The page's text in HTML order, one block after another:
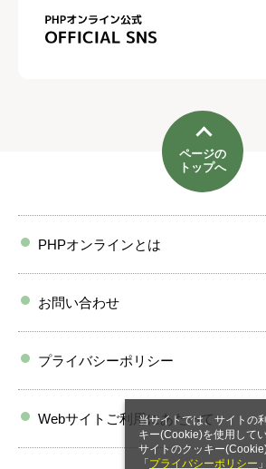
当サイトでは、サイトの
キー(Cookie)を使用してい
サイトのクッキー
「 プライバシーポリシー
ページの
トップへ
PHPオンラインとは
お問い合わせ
プライバシーポリシー
Webサイトご利用にあたって